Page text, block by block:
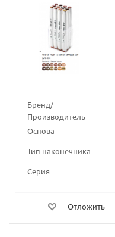
Бренд/
Производитель
Основа
Тип наконечника
Серия
Отложить